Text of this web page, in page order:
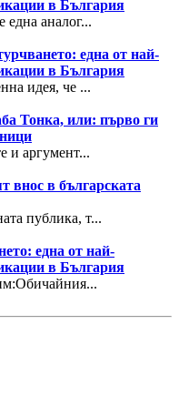
в България
една аналог...
една от най-
в България
идея, че ...
Тонка, или: първо ги
и аргумент...
внос в българската
публика, т...
една от най-
в България